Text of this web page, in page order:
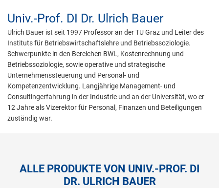
Univ.-Prof. DI Dr. Ulrich Bauer
Ulrich Bauer ist seit 1997 Professor an der TU Graz und Leiter des
Instituts für Betriebswirtschaftslehre und Betriebssoziologie.
Schwerpunkte in den Bereichen BWL, Kostenrechnung und
Betriebssoziologie, sowie operative und strategische
Unternehmenssteuerung und Personal- und
Kompetenzentwicklung. Langjährige Management- und
Consultingerfahrung in der Industrie und an der Universität, wo er
12 Jahre als Vizerektor für Personal, Finanzen und Beteiligungen
zuständig war.
ALLE PRODUKTE VON UNIV.-PROF. DI
DR. ULRICH BAUER